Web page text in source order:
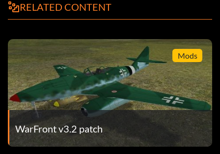
RELATED CONTENT
Mods
WarFront v3.2 patch